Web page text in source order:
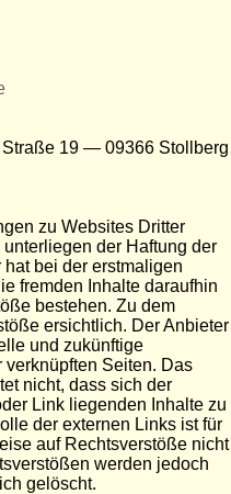
19 — 09366 Stollberg
zu Websites Dritter
der Haftung der
bei der erstmaligen
fremden Inhalte daraufhin
bestehen. Zu dem
ersichtlich. Der Anbieter
und zukünftige
Seiten. Das
nicht, dass sich der
Link liegenden Inhalte zu
der externen Links ist für
auf Rechtsverstöße nicht
werden jedoch
gelöscht.